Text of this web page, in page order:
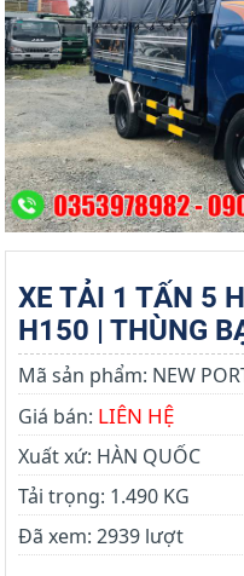
XE TẢI 1 TẤN 5
H150 | THÙNG
Mã sản phẩm: NEW
Giá bán: LIÊN HỆ
Xuất xứ: HÀN QUỐC
Tải trọng: 1.490 KG
Đã xem: 2939 lượt